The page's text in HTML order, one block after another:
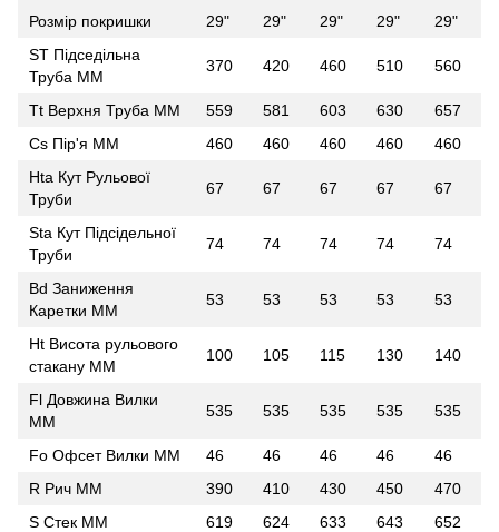
Розмір покришки
29" 29" 29" 29"
29"
ST Підседільна
Труба ММ
370 420 460 510 560
Tt Верхня Труба ММ 559 581 603 630
657
Cs Пір'я ММ
460 460 460 460
460
Hta Кут Рульової
Труби
67 67 67 67 67
Sta Кут Підсідельної
Труби
74 74 74 74 74
Bd Заниження
Каретки ММ
53 53 53 53 53
Ht Висота рульового
стакану ММ
100 105 115 130 140
Fl Довжина Вилки
ММ
535 535 535 535 535
Fo Офсет Вилки ММ 46 46 46 46
46
R Рич ММ
390 410 430 450
470
S Стек ММ
619 624 633 643
652